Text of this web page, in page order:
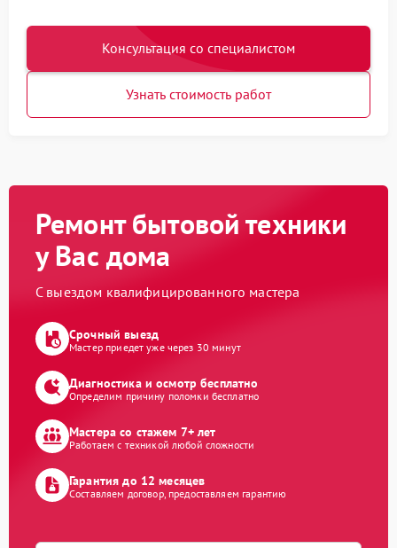
Консультация со специалистом
Узнать стоимость работ
Ремонт бытовой техники
у Вас дома
С выездом квалифицированного мастера
Срочный выезд
Мастер приедет уже через 30 минут
Диагностика и осмотр бесплатно
Определим причину поломки бесплатно
Мастера со стажем 7+ лет
Работаем с техникой любой сложности
Гарантия до 12 месяцев
Составляем договор, предоставляем гарантию